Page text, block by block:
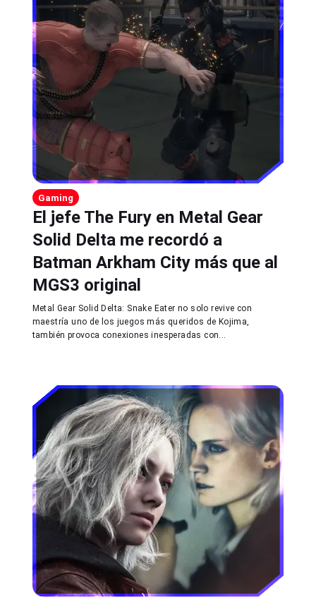
Gaming
El jefe The Fury en Metal Gear
Solid Delta me recordó a
Batman Arkham City más que al
MGS3 original
Metal Gear Solid Delta: Snake Eater no solo revive con
maestría uno de los juegos más queridos de Kojima,
también provoca conexiones inesperadas con...